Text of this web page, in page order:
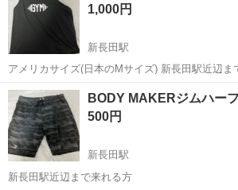
JP>> ...
1,000円
新長田駅
アメリカサイズ(日本のMサイズ) 新
兵庫 神戸市 フィットネス
BODY MAKERジムハー
500円
新長田駅
新長田駅近辺まで来れる方